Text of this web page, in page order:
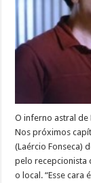
O inferno astral de
Nos próximos
(Laércio Fonseca)
pelo recepcionista
o local. “Esse cara